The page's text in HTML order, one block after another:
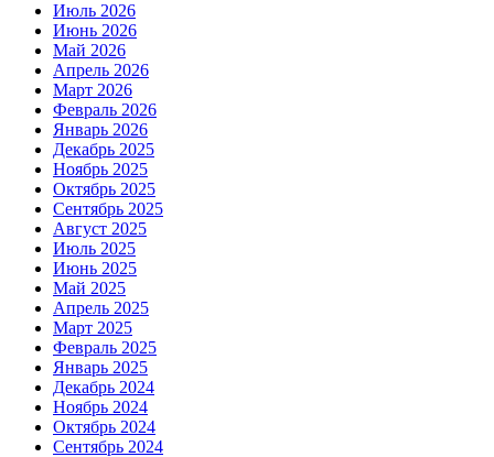
Июль 2026
Июнь 2026
Май 2026
Апрель 2026
Март 2026
Февраль 2026
Январь 2026
Декабрь 2025
Ноябрь 2025
Октябрь 2025
Сентябрь 2025
Август 2025
Июль 2025
Июнь 2025
Май 2025
Апрель 2025
Март 2025
Февраль 2025
Январь 2025
Декабрь 2024
Ноябрь 2024
Октябрь 2024
Сентябрь 2024